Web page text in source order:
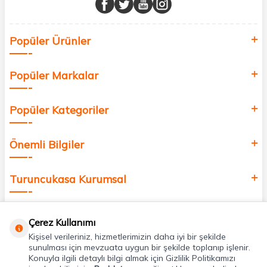
Sağlık, güzellik ve iyi yaşam için aradığınız her şey burada!
değer katmak için bize katılın!
Popüler Ürünler
Popüler Markalar
Popüler Kategoriler
Önemli Bilgiler
Turuncukasa Kurumsal
Uygulamalarımız
Çerez Kullanımı
Kişisel verileriniz, hizmetlerimizin daha iyi bir şekilde
sunulması için mevzuata uygun bir şekilde toplanıp işlenir.
Konuyla ilgili detaylı bilgi almak için Gizlilik Politikamızı